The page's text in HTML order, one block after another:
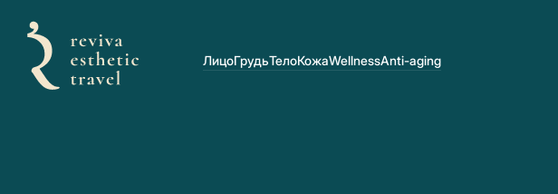
ЛицоГрудьТелоКожаWellnessAnti-aging